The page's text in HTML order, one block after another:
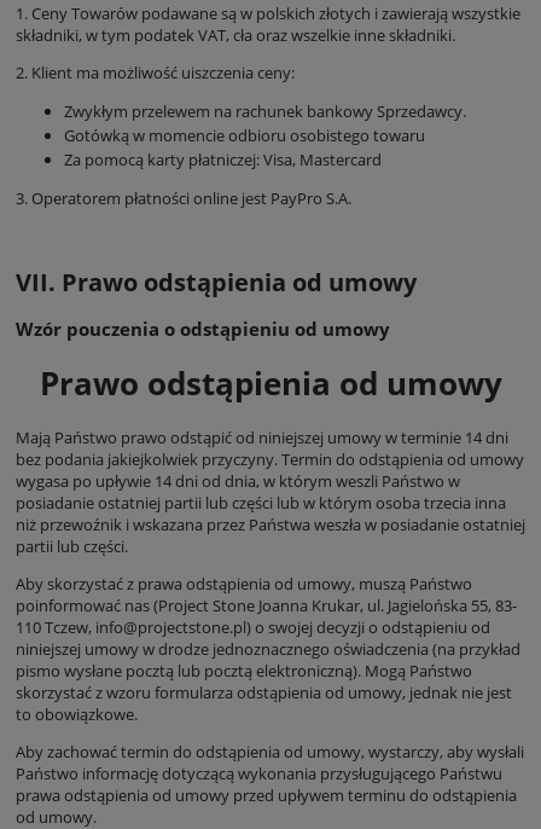
1. Ceny Towarów podawane są w polskich złotych i zawierają wszystkie
składniki, w tym podatek VAT, cła oraz wszelkie inne składniki.
2. Klient ma możliwość uiszczenia ceny:
Zwykłym przelewem na rachunek bankowy Sprzedawcy.
Gotówką w momencie odbioru osobistego towaru
Za pomocą karty płatniczej: Visa, Mastercard
3. Operatorem płatności online jest PayPro S.A.
VII. Prawo odstąpienia od umowy
Wzór pouczenia o odstąpieniu od umowy
Prawo odstąpienia od umowy
Mają Państwo prawo odstąpić od niniejszej umowy w terminie 14 dni
bez podania jakiejkolwiek przyczyny. Termin do odstąpienia od umowy
wygasa po upływie 14 dni od dnia, w którym weszli Państwo w
posiadanie ostatniej partii lub części lub w którym osoba trzecia inna
niż przewoźnik i wskazana przez Państwa weszła w posiadanie ostatniej
partii lub części.
Aby skorzystać z prawa odstąpienia od umowy, muszą Państwo
poinformować nas (Project Stone Joanna Krukar, ul. Jagielońska 55, 83-
110 Tczew, info@projectstone.pl) o swojej decyzji o odstąpieniu od
niniejszej umowy w drodze jednoznacznego oświadczenia (na przykład
pismo wysłane pocztą lub pocztą elektroniczną). Mogą Państwo
skorzystać z wzoru formularza odstąpienia od umowy, jednak nie jest
to obowiązkowe.
Aby zachować termin do odstąpienia od umowy, wystarczy, aby wysłali
Państwo informację dotyczącą wykonania przysługującego Państwu
prawa odstąpienia od umowy przed upływem terminu do odstąpienia
od umowy.